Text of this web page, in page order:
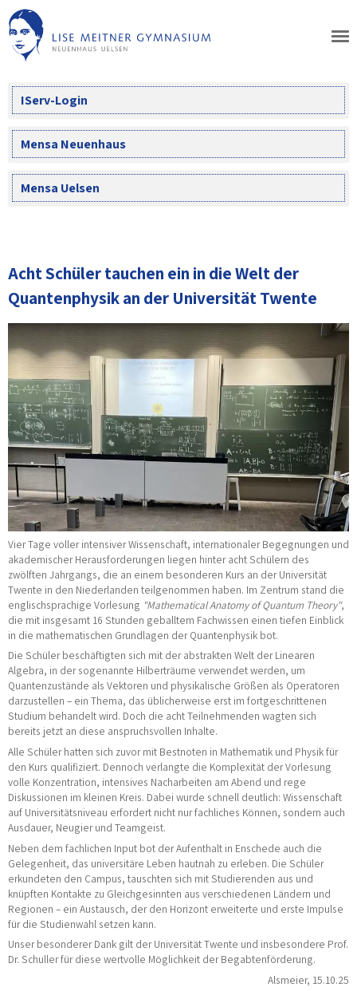
Skip
to
content
IServ-Login
Mensa Neuenhaus
Mensa Uelsen
Acht Schüler tauchen ein in die Welt der
Quantenphysik an der Universität Twente
Vier Tage voller intensiver Wissenschaft, internationaler Begegnungen und
akademischer Herausforderungen liegen hinter acht Schülern des
zwölften Jahrgangs, die an einem besonderen Kurs an der Universität
Twente in den Niederlanden teilgenommen haben. Im Zentrum stand die
englischsprachige Vorlesung "Mathematical Anatomy of Quantum Theory",
die mit insgesamt 16 Stunden geballtem Fachwissen einen tiefen Einblick
in die mathematischen Grundlagen der Quantenphysik bot.
Die Schüler beschäftigten sich mit der abstrakten Welt der Linearen
Algebra, in der sogenannte Hilberträume verwendet werden, um
Quantenzustände als Vektoren und physikalische Größen als Operatoren
darzustellen – ein Thema, das üblicherweise erst im fortgeschrittenen
Studium behandelt wird. Doch die acht Teilnehmenden wagten sich
bereits jetzt an diese anspruchsvollen Inhalte.
Alle Schüler hatten sich zuvor mit Bestnoten in Mathematik und Physik für
den Kurs qualifiziert. Dennoch verlangte die Komplexität der Vorlesung
volle Konzentration, intensives Nacharbeiten am Abend und rege
Diskussionen im kleinen Kreis. Dabei wurde schnell deutlich: Wissenschaft
auf Universitätsniveau erfordert nicht nur fachliches Können, sondern auch
Ausdauer, Neugier und Teamgeist.
Neben dem fachlichen Input bot der Aufenthalt in Enschede auch die
Gelegenheit, das universitäre Leben hautnah zu erleben. Die Schüler
erkundeten den Campus, tauschten sich mit Studierenden aus und
knüpften Kontakte zu Gleichgesinnten aus verschiedenen Ländern und
Regionen – ein Austausch, der den Horizont erweiterte und erste Impulse
für die Studienwahl setzen kann.
Unser besonderer Dank gilt der Universität Twente und insbesondere Prof.
Dr. Schuller für diese wertvolle Möglichkeit der Begabtenförderung.
Alsmeier, 15.10.25